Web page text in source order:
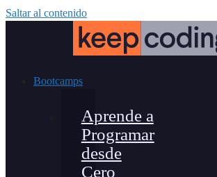
Saltar al contenido
Bootcamps
Aprende a
Programar
desde
Cero